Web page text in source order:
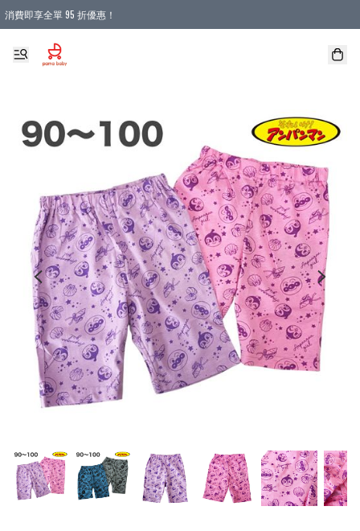
消費即享全單 95 折優惠！
購物滿 HKD 900.00即享免運費優惠！（適用於 本地送貨、本地取貨 )